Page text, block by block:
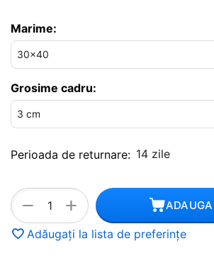
Marime:
Grosime cadru:
Perioada de returnare: 14 zile
+
−
Adăugați la lista de preferințe